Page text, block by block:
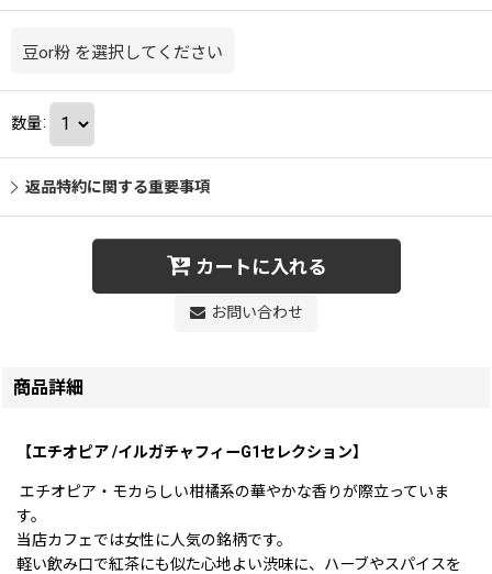
豆or粉 を選択してください
数量:
返品特約に関する重要事項
カートに入れる
お問い合わせ
商品詳細
【エチオピア /イルガチャフィーG1セレクション】
エチオピア・モカらしい柑橘系の華やかな香りが際立っていま
す。
当店カフェでは女性に人気の銘柄です。
軽い飲み口で紅茶にも似た心地よい渋味に、 ハーブやスパイスを